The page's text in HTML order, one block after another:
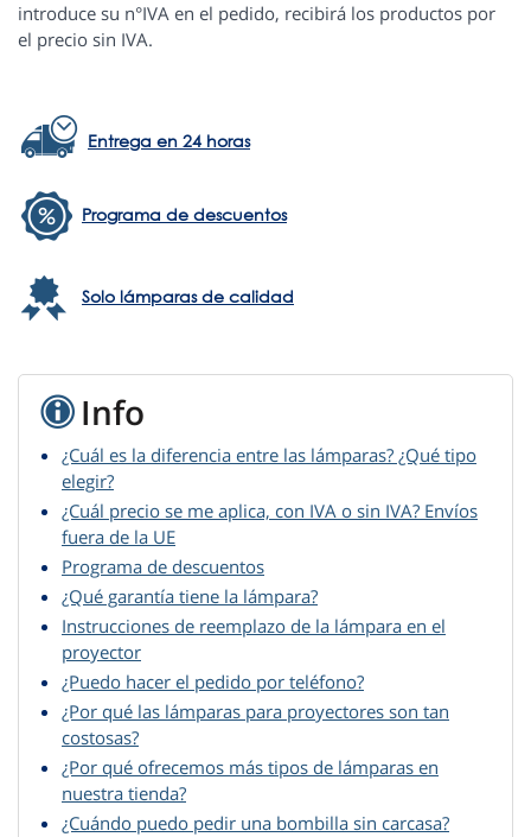
introduce su n°IVA en el pedido, recibirá los productos por
el precio sin IVA.
Entrega en 24 horas
Programa de descuentos
Solo lámparas de calidad
Info
¿Cuál es la diferencia entre las lámparas? ¿Qué tipo
elegir?
¿Cuál precio se me aplica, con IVA o sin IVA? Envíos
fuera de la UE
Programa de descuentos
¿Qué garantía tiene la lámpara?
Instrucciones de reemplazo de la lámpara en el
proyector
¿Puedo hacer el pedido por teléfono?
¿Por qué las lámparas para proyectores son tan
costosas?
¿Por qué ofrecemos más tipos de lámparas en
nuestra tienda?
¿Cuándo puedo pedir una bombilla sin carcasa?